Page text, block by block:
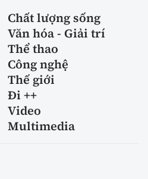
Chất lượng sống
Văn hóa - Giải trí
Thể thao
Công nghệ
Thế giới
Đi ++
Video
Multimedia